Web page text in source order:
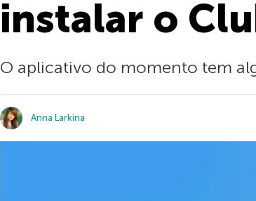
instalar o
O aplicativo do momento tem
Anna Larkina